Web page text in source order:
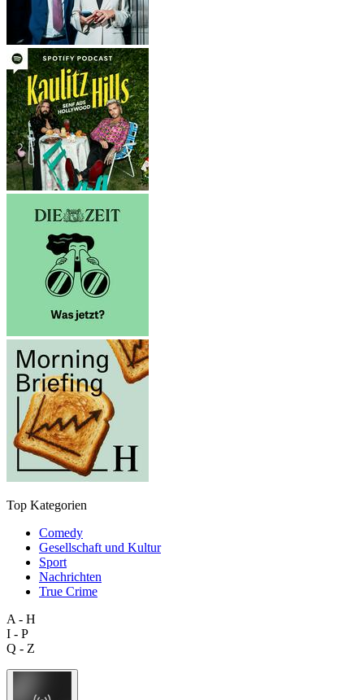
Top Kategorien
Comedy
Gesellschaft und Kultur
Sport
Nachrichten
True Crime
A - H
I - P
Q - Z